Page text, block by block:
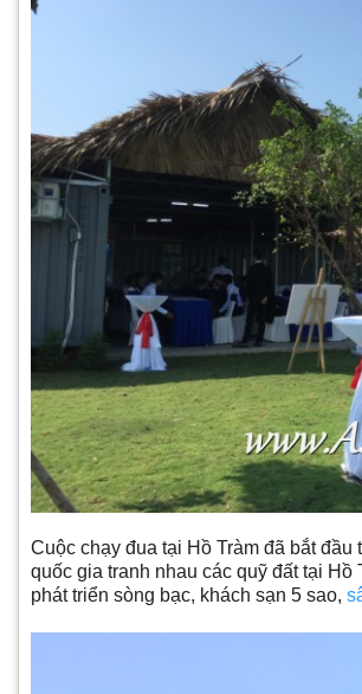
Cuộc chạy đua tại Hồ Tràm đã bắt
quốc gia tranh nhau các quỹ đất tại
phát triển sòng bạc, khách sạn 5 sao,